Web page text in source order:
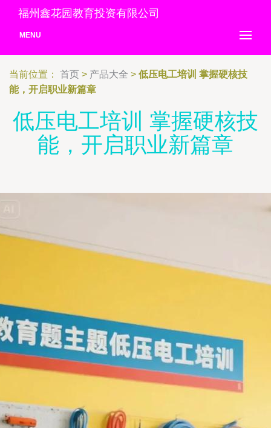
福州鑫花园教育投资有限公司
MENU
当前位置： 首页 > 产品大全 > 低压电工培训 掌握硬核技
能，开启职业新篇章
低压电工培训 掌握硬核技
能，开启职业新篇章